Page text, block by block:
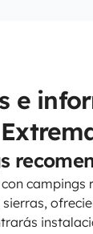
e
campings